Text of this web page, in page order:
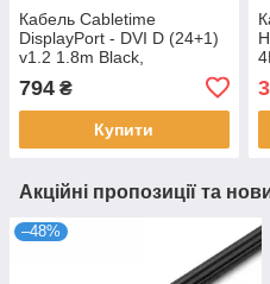
Кабель Cabletime
DisplayPort - DVI D (24+1)
v1.2 1.8m Black,
1920*1080P/60HZ (CD34K)
794 ₴
Купити
Акційні пропозиції та
–48%